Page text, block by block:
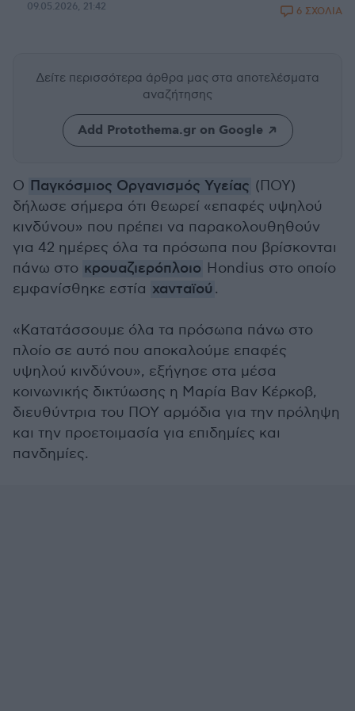
09.05.2026, 21:42 6 ΣΧΟΛΙΑ
Δείτε περισσότερα άρθρα μας στα αποτελέσματα
αναζήτησης
Add Protothema.gr on Google
Ο Παγκόσμιος Οργανισμός Υγείας (ΠΟΥ)
δήλωσε σήμερα ότι θεωρεί «επαφές υψηλού
κινδύνου» που πρέπει να παρακολουθηθούν
για 42 ημέρες όλα τα πρόσωπα που βρίσκονται
πάνω στο κρουαζιερόπλοιο Hondius στο οποίο
εμφανίσθηκε εστία χανταϊού .
«Κατατάσσουμε όλα τα πρόσωπα πάνω στο
πλοίο σε αυτό που αποκαλούμε επαφές
υψηλού κινδύνου», εξήγησε στα μέσα
κοινωνικής δικτύωσης η Μαρία Βαν Κέρκοβ,
διευθύντρια του ΠΟΥ αρμόδια για την πρόληψη
και την προετοιμασία για επιδημίες και
πανδημίες.